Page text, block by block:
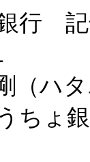
行
（ハ
ちょ